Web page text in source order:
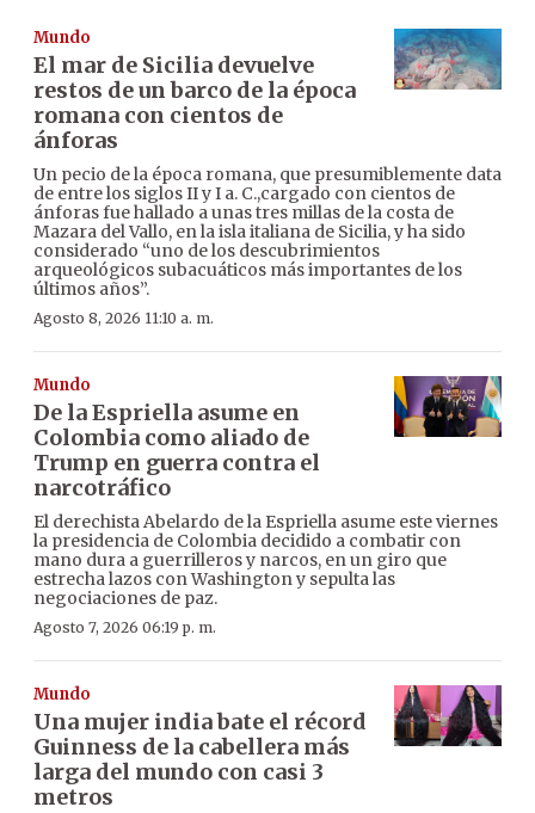
Mundo
El mar de Sicilia devuelve
restos de un barco de la época
romana con cientos de
ánforas
Un pecio de la época romana, que presumiblemente data
de entre los siglos II y I a. C.,cargado con cientos de
ánforas fue hallado a unas tres millas de la costa de
Mazara del Vallo, en la isla italiana de Sicilia, y ha sido
considerado “uno de los descubrimientos
arqueológicos subacuáticos más importantes de los
últimos años”.
Agosto 8, 2026 11:10 a. m.
Mundo
De la Espriella asume en
Colombia como aliado de
Trump en guerra contra el
narcotráfico
El derechista Abelardo de la Espriella asume este viernes
la presidencia de Colombia decidido a combatir con
mano dura a guerrilleros y narcos, en un giro que
estrecha lazos con Washington y sepulta las
negociaciones de paz.
Agosto 7, 2026 06:19 p. m.
Mundo
Una mujer india bate el récord
Guinness de la cabellera más
larga del mundo con casi 3
metros